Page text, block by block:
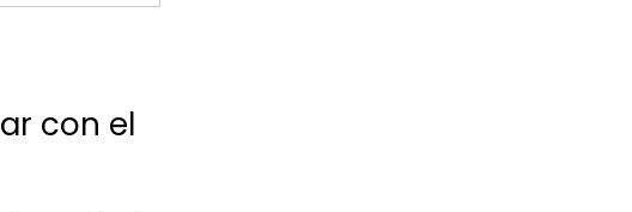
con el